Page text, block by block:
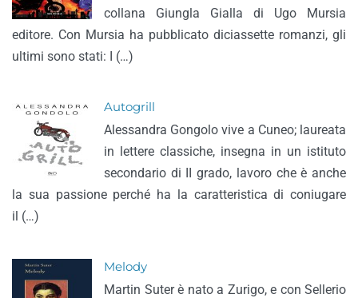
collana Giungla Gialla di Ugo Mursia
editore. Con Mursia ha pubblicato diciassette romanzi, gli
ultimi sono stati: I (…)
Autogrill
Alessandra Gongolo vive a Cuneo; laureata
in lettere classiche, insegna in un istituto
secondario di II grado, lavoro che è anche
la sua passione perché ha la caratteristica di coniugare
il (…)
Melody
Martin Suter è nato a Zurigo, e con Sellerio